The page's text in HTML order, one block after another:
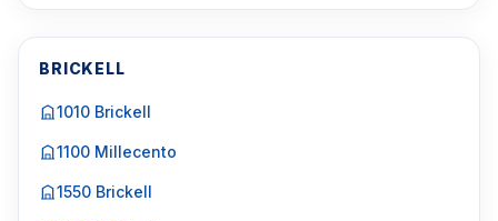
BRICKELL
1010 Brickell
1100 Millecento
1550 Brickell